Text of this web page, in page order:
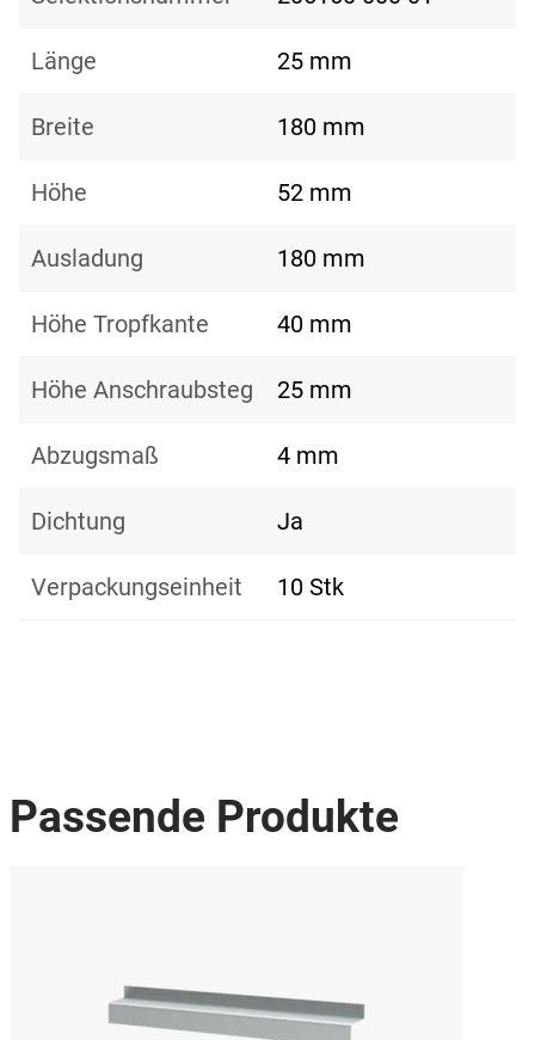
Länge 25 mm
Breite 180 mm
Höhe 52 mm
Ausladung 180 mm
Höhe Tropfkante 40 mm
Höhe Anschraubsteg 25 mm
Abzugsmaß 4 mm
Dichtung Ja
Verpackungseinheit 10 Stk
Passende Produkte